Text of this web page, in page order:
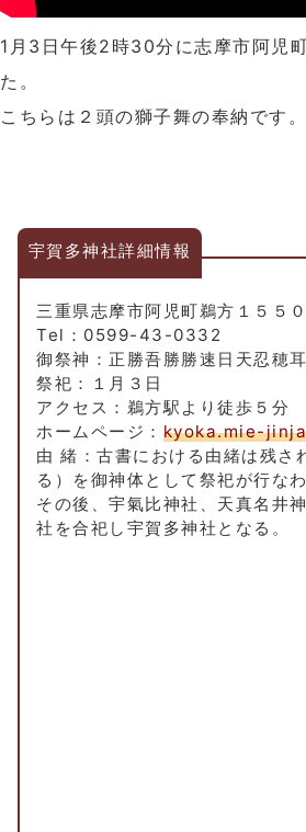
1月3日午後2時30分に志摩市阿児
た。
こちらは２頭の獅子舞の奉納です。
宇賀多神社詳細情報
三重県志摩市阿児町鵜方１５５０
Tel：0599-43-0332
御祭神：正勝吾勝勝速日天忍穂
祭祀：１月３日
アクセス：鵜方駅より徒歩５分
ホームページ： kyoka.mie-
由 緒：古書における由緒は残さ
る）を御神体として祭祀が行な
その後、宇氣比神社、天真名井
社を合祀し宇賀多神社となる。